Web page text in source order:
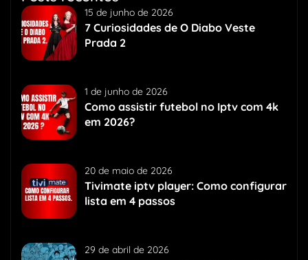
15 de junho de 2026
7 Curiosidades de O Diabo Veste
Prada 2
1 de junho de 2026
Como assistir futebol no Iptv com 4k
em 2026?
20 de maio de 2026
Tivimate iptv player: Como configurar
lista em 4 passos
29 de abril de 2026